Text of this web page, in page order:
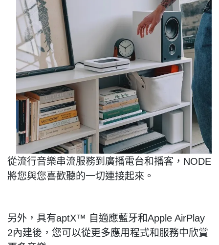
從流行音樂串流服務到廣播電台和播客， NODE
將您與您喜歡聽的一切連接起來。
另外，具有aptX™ 自適應藍牙和Apple AirPlay
2內建後，您可以從更多應用程式和服務中欣賞